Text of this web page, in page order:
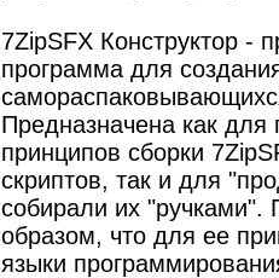
7ZipSFX Конструктор -
программа для
Предназначена как для
принципов сборки
скриптов, так и для
собирали их "ручками".
образом, что для ее
языки